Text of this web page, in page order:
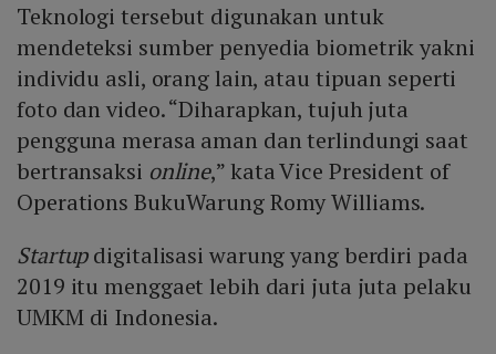
Teknologi tersebut digunakan untuk
mendeteksi sumber penyedia biometrik yakni
individu asli, orang lain, atau tipuan seperti
foto dan video. “Diharapkan, tujuh juta
pengguna merasa aman dan terlindungi saat
bertransaksi online,” kata Vice President of
Operations BukuWarung Romy Williams.
Startupdigitalisasi warung yang berdiri pada
2019 itu menggaet lebih dari juta juta pelaku
UMKM di Indonesia.